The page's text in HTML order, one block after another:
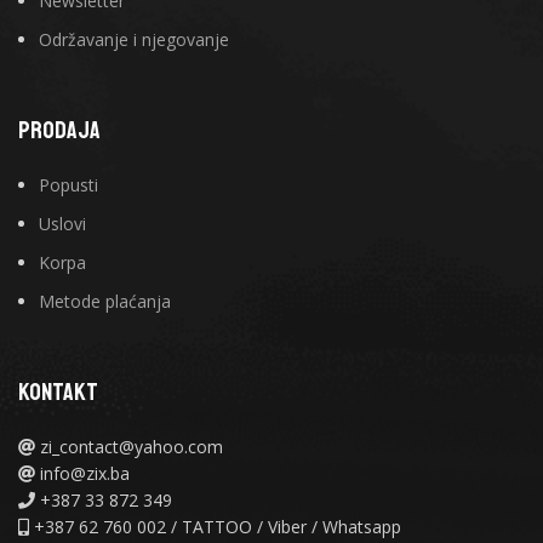
Održavanje i njegovanje
PRODAJA
Popusti
Uslovi
Korpa
Metode plaćanja
KONTAKT
zi_contact@yahoo.com
info@zix.ba
+387 33 872 349
+387 62 760 002 / TATTOO / Viber / Whatsapp